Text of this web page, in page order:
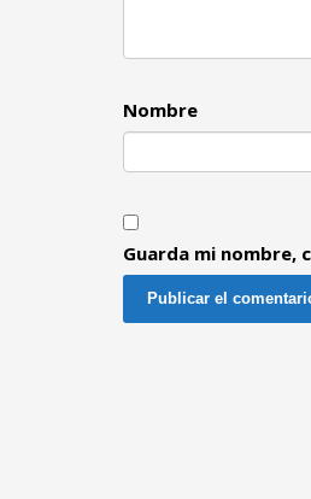
Nombre
Guarda mi nombre,